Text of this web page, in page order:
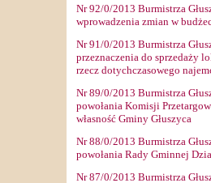
Nr92/0/2013 Burmistrza
wprowadzenia zmian w
Nr91/0/2013 Burmistrza
przeznaczenia do sprzedaży
rzecz dotychczasowego
Nr89/0/2013 Burmistrza
powołania Komisji
własność Gminy Głuszyca
Nr88/0/2013 Burmistrza
powołania Rady Gminnej
Nr87/0/2013 Burmistrza